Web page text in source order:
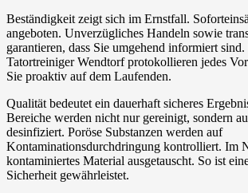
Beständigkeit zeigt sich im Ernstfall.
angeboten. Unverzügliches Handeln sowie
garantieren, dass Sie umgehend informiert sind.
Tatortreiniger Wendtorf protokollieren jedes
Sie proaktiv auf dem Laufenden.
Qualität bedeutet ein dauerhaft sicheres
Bereiche werden nicht nur gereinigt, sondern
desinfiziert. Poröse Substanzen werden auf
Kontaminationsdurchdringung kontrolliert. Im
kontaminiertes Material ausgetauscht. So ist
Sicherheit gewährleistet.